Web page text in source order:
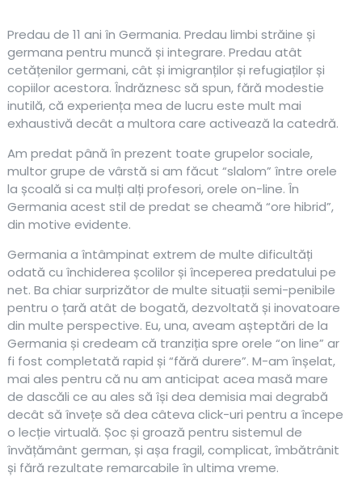
Predau de 11 ani în Germania. Predau limbi străine și
germana pentru muncă și integrare. Predau atât
cetățenilor germani, cât și imigranților și refugiaților și
copiilor acestora. Îndrăznesc să spun, fără modestie
inutilă, că experiența mea de lucru este mult mai
exhaustivă decât a multora care activează la catedră.
Am predat până în prezent toate grupelor sociale,
multor grupe de vârstă si am făcut “slalom” între orele
la școală si ca mulți alți profesori, orele on-line. În
Germania acest stil de predat se cheamă “ore hibrid”,
din motive evidente.
Germania a întâmpinat extrem de multe dificultăți
odată cu închiderea școlilor și începerea predatului pe
net. Ba chiar surprizător de multe situații semi-penibile
pentru o țară atât de bogată, dezvoltată și inovatoare
din multe perspective. Eu, una, aveam așteptări de la
Germania și credeam că tranziția spre orele “on line” ar
fi fost completată rapid și “fără durere”. M-am înșelat,
mai ales pentru că nu am anticipat acea masă mare
de dascăli ce au ales să își dea demisia mai degrabă
decât să învețe să dea câteva click-uri pentru a începe
o lecție virtuală. Șoc și groază pentru sistemul de
învățământ german, și așa fragil, complicat, îmbătrânit
și fără rezultate remarcabile în ultima vreme.